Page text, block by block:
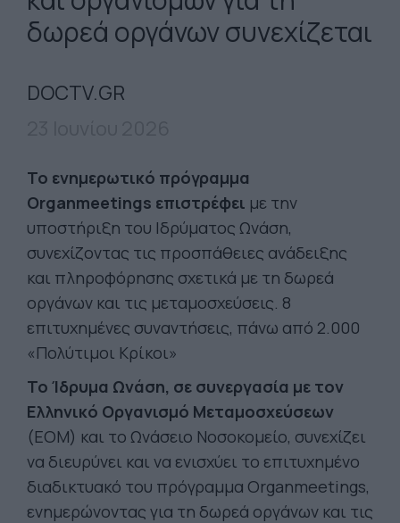
δωρεά οργάνων συνεχίζεται
DOCTV.GR
Το ενημερωτικό πρόγραμμα
Organmeetings επιστρέφει με την
υποστήριξη του Ιδρύματος Ωνάση,
συνεχίζοντας τις προσπάθειες ανάδειξης
και πληροφόρησης σχετικά με τη δωρεά
οργάνων και τις μεταμοσχεύσεις. 8
επιτυχημένες συναντήσεις, πάνω από 2.000
«Πολύτιμοι Κρίκοι»
Το Ίδρυμα Ωνάση, σε συνεργασία με τον
Ελληνικό Οργανισμό Μεταμοσχεύσεων
(ΕΟΜ) και το Ωνάσειο Νοσοκομείο, συνεχίζει
να διευρύνει και να ενισχύει το επιτυχημένο
διαδικτυακό του πρόγραμμα Organmeetings,
ενημερώνοντας για τη δωρεά οργάνων και τις